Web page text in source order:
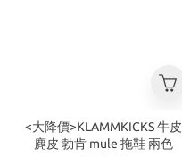
<大降價>KLAMMKICKS 牛皮
麂皮 勃肯 mule 拖鞋 兩色